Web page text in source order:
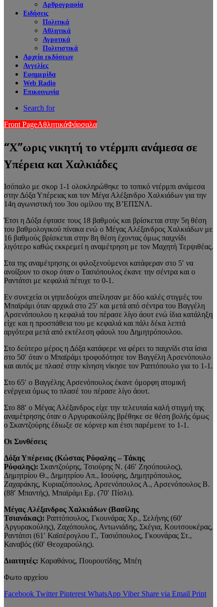
Αρθρογραφία
Ειδήσεις
Πολιτικά
Αθλητικά
Αγροτικά
Πολιτιστικά
Αρχείο εκδόσεων
Αγγελίες
Εφημερίδα
Web Radio
Επικοινωνία
Search for
Front PageΑθλητικάΦάρσαλα
“Χ”ωρις νικητή το ντέρμπι ανάμεσα σε
Υπέρεια και Χαλκιάδες
Ισόπαλο με σκορ 1-1 ολοκληρώθηκε το τοπικό ντέρμπι ανάμεσα
στην Δόξα Υπέρειας και τον Μέγα Αλέξανδρο Χαλκιάδων για την
14η αγωνιστική του 3ου ομίλου της Β’ΕΠΣΝΛ.
Έτσι η Δόξα έφτασε τους 18 βαθμούς και βρίσκεται στην 5η θέση
του βαθμολογικού πίνακα ενώ ο Μέγας Αλέξανδρος Χαλκιάδων με
16 βαθμούς βρίσκεται στην 8η θέση έχοντας όμως παιχνίδι
λιγότερο καθώς εκκρεμεί η αναμέτρηση με τον Μαχητή Τερψιθέας.
Στα της αναμέτρησης οι φιλοξενούμενοι κατάφεραν στο 5′ να
ανοίξουν το σκορ όταν ο Τασιόπουλος έκανε την σέντρα και ο
Ραντάτσι με κεφαλιά πέτυχε το 0-1.
Εν συνεχεία οι γηπεδούχοι απείλησαν με δύο καλές στιγμές του
Μπαϊράμι όταν αρχικά στο 25′ και μετά από σέντρα του Βαγγέλη
Αρσενόπουλου η κεφαλιά του πέρασε λίγο άουτ ενώ ίδια κατάληξη
είχε και η προσπάθεια του με κεφαλιά και πάλι δέκα λεπτά
αργότερα μετά από εκτέλεση φάουλ του Δημητρόπουλου.
Στο δεύτερο μέρος η Δόξα κατάφερε να φέρει το παιχνίδι στα ίσια
στο 50′ όταν ο Μπαϊράμι τροφοδότησε τον Βαγγέλη Αρσενόπουλο
και αυτός με πλασέ στην κίνηση νίκησε τον Ραπτόπουλο για το 1-1.
Στο 65′ ο Βαγγέλης Αρσενόπουλος έκανε όμορφη ατομική
ενέργεια όμως το πλασέ του πέρασε λίγο άουτ.
Στο 88′ ο Μέγας Αλέξανδρος είχε την τελευταία καλή στιγμή της
αναμέτρησης όταν ο Αργυρακούλης βρέθηκε σε θέση βολής όμως
ο Σκαντζούρης έδιωξε σε κόρνερ και έτσι παρέμεινε το 1-1.
Οι Συνθέσεις
Δόξα Υπέρειας (Κώστας Ρόφαλης – Τάκης
Ρόφαλης): Σκαντζούρης, Τσιούρης Ν. (46′ Ζησόπουλος),
Δημητρίου Θ., Δημητρίου Απ., Ισούφης, Δημητρόπουλος,
Ζαχαράκης, Κυριαζόπουλος, Αρσενόπουλος Α., Αρσενόπουλος Β.
(88′ Μπαντής), Μπαϊράμι Εμ. (70′ Πίσλι).
Μέγας Αλέξανδρος Χαλκιάδων (Βασίλης
Τσιανάκας): Ραπτόπουλος, Γκουνάρας Χρ., Σελήνης (60′
Αργυρακούλης), Ζαχόπουλος, Αντωνιάδης, Σκέγια, Κουτσουκέρας,
Ραντάτσι (61′ Καϊσέρογλου Γ., Τασιόπουλος, Γκουνάρας Στ.,
Καναβός (60′ Θεοχαρούλης).
Διαιτητές: Καραθάνος, Πουρουτίδης, Μπέη
Φωτο αρχείου
Facebook Twitter Pinterest WhatsApp Viber Share via Email Print